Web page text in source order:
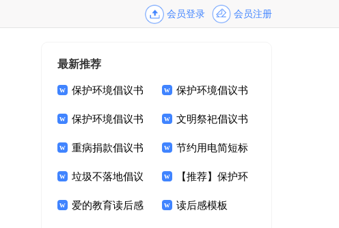
会员登录 会员注册
最新推荐
保护环境倡议书
【推荐】
保护环境倡议书
【热门】
保护环境倡议书
【热】
文明祭祀倡议书
模板锦集九篇
重病捐款倡议书
范文锦集八篇
节约用电简短标
语
垃圾不落地倡议
书锦集6篇
【推荐】保护环
境倡议书
爱的教育读后感 读后感模板